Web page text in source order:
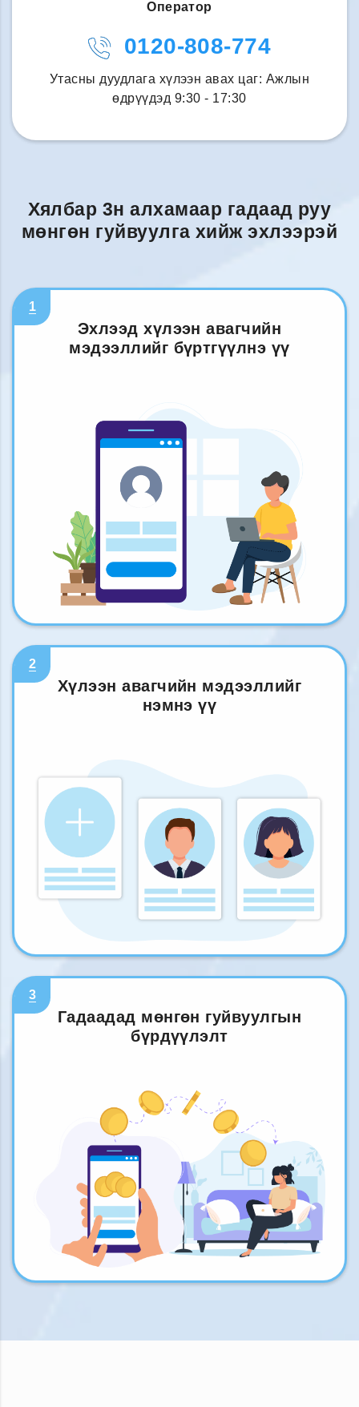
Оператор
0120-808-774
Утасны дуудлага хүлээн авах цаг: Ажлын
өдрүүдэд 9:30 - 17:30
Хялбар 3н алхамаар гадаад руу
мөнгөн гуйвуулга хийж эхлээрэй
1
Эхлээд хүлээн авагчийн
мэдээллийг бүртгүүлнэ үү
2
Хүлээн авагчийн мэдээллийг
нэмнэ үү
3
Гадаадад мөнгөн гуйвуулгын
бүрдүүлэлт